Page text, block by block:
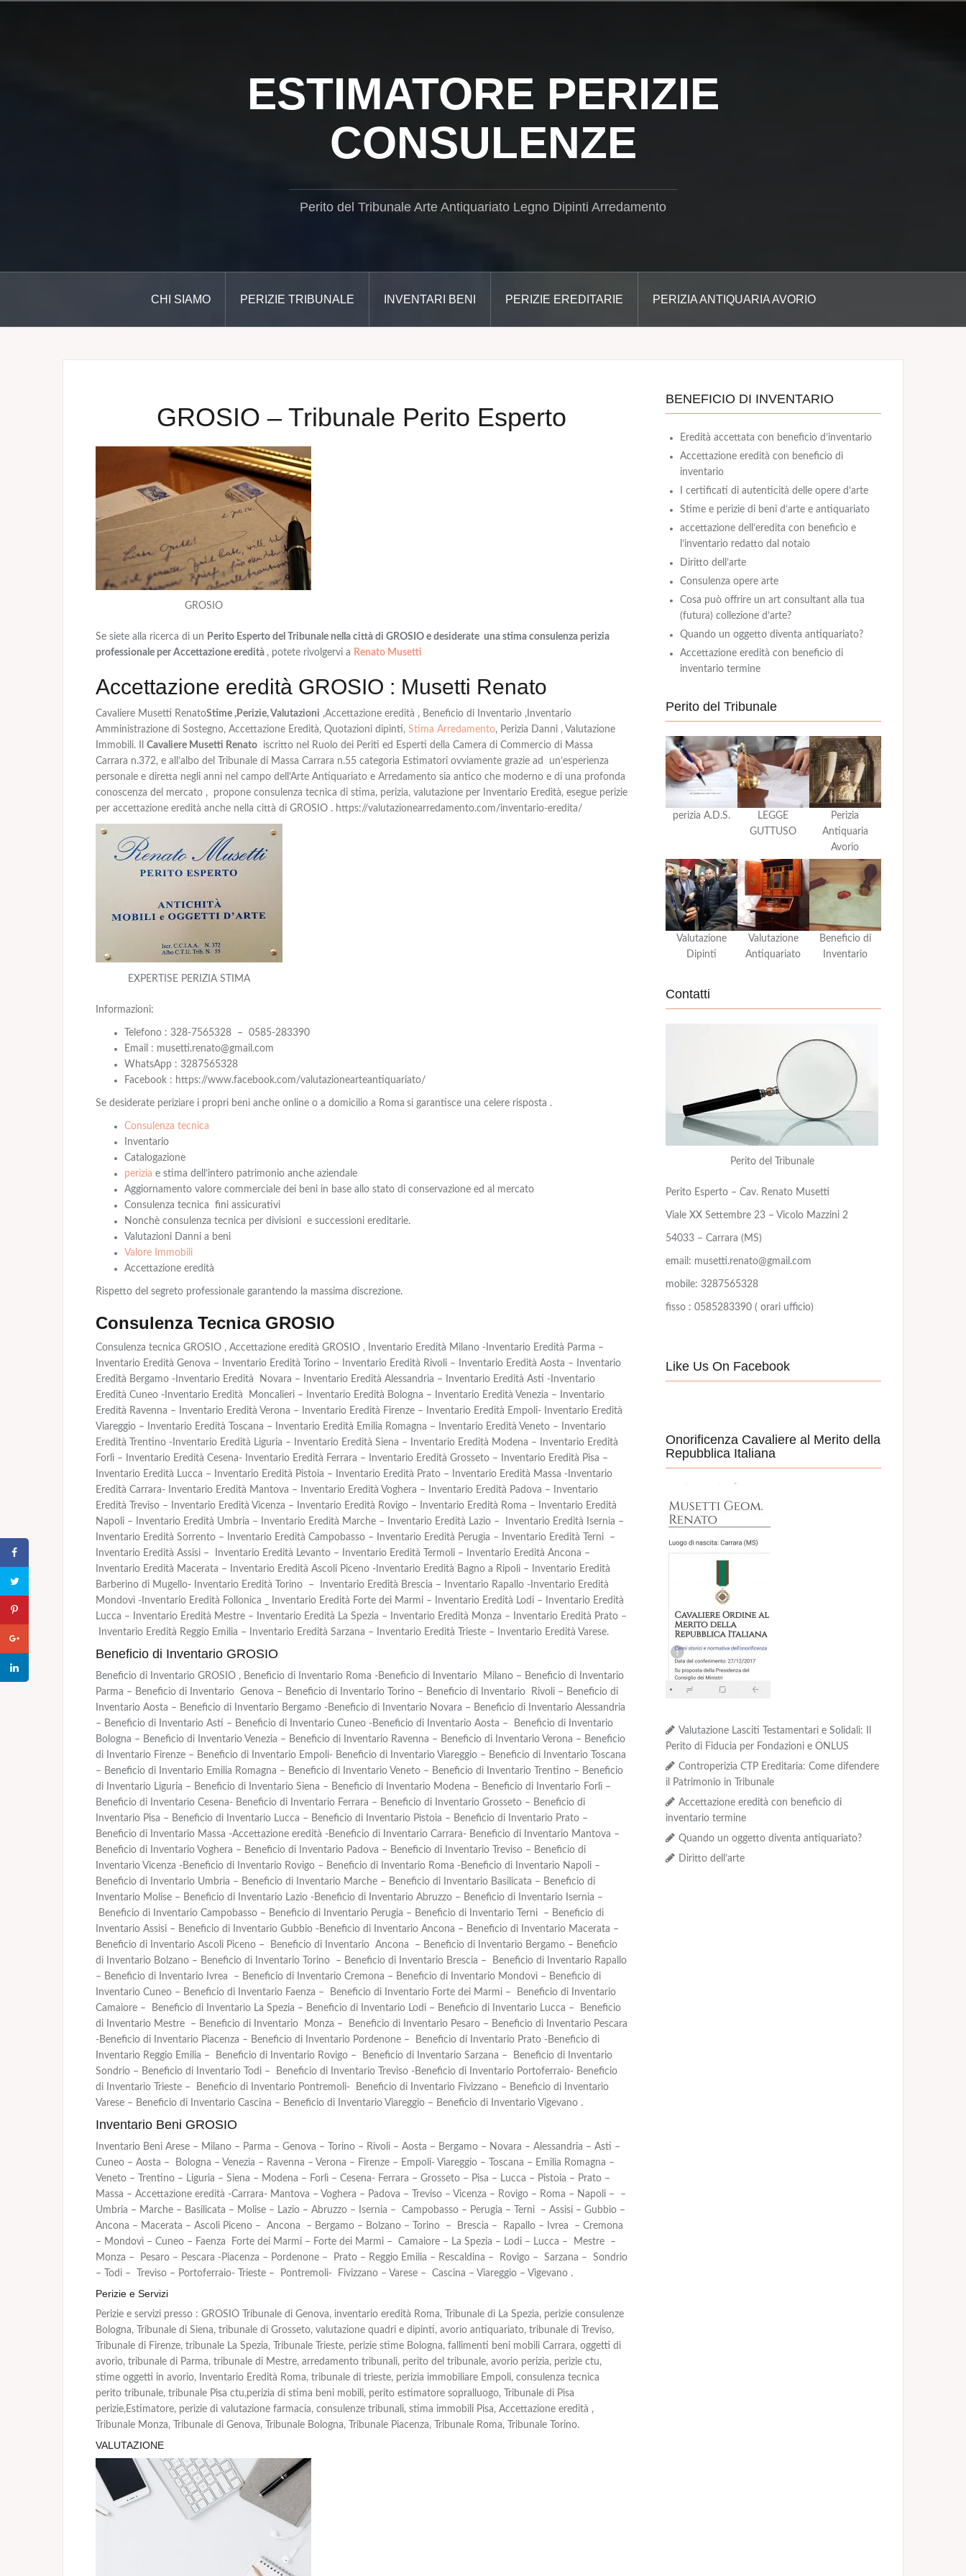
ESTIMATORE PERIZIE
CONSULENZE
Perito del Tribunale Arte Antiquariato Legno Dipinti Arredamento
CHI SIAMO PERIZIE TRIBUNALE INVENTARI BENI PERIZIE EREDITARIE PERIZIA ANTIQUARIA AVORIO
GROSIO – Tribunale Perito Esperto
GROSIO
Se siete alla ricerca di un Perito Esperto del Tribunale nella città di GROSIO e desiderate una stima consulenza perizia
professionale per Accettazione eredità , potete rivolgervi a Renato Musetti
Accettazione eredità GROSIO : Musetti Renato
Cavaliere Musetti RenatoStime ,Perizie, Valutazioni ,Accettazione eredità , Beneficio di Inventario ,Inventario
Amministrazione di Sostegno, Accettazione Eredità, Quotazioni dipinti, Stima Arredamento, Perizia Danni , Valutazione
Immobili. Il Cavaliere Musetti Renato iscritto nel Ruolo dei Periti ed Esperti della Camera di Commercio di Massa
Carrara n.372, e all’albo del Tribunale di Massa Carrara n.55 categoria Estimatori ovviamente grazie ad un’esperienza
personale e diretta negli anni nel campo dell’Arte Antiquariato e Arredamento sia antico che moderno e di una profonda
conoscenza del mercato , propone consulenza tecnica di stima, perizia, valutazione per Inventario Eredità, esegue perizie
per accettazione eredità anche nella città di GROSIO . https://valutazionearredamento.com/inventario-eredita/
EXPERTISE PERIZIA STIMA
Informazioni:
Telefono : 328-7565328 – 0585-283390
Email : musetti.renato@gmail.com
WhatsApp : 3287565328
Facebook : https://www.facebook.com/valutazionearteantiquariato/
Se desiderate periziare i propri beni anche online o a domicilio a Roma si garantisce una celere risposta .
Consulenza tecnica
Inventario
Catalogazione
perizia e stima dell’intero patrimonio anche aziendale
Aggiornamento valore commerciale dei beni in base allo stato di conservazione ed al mercato
Consulenza tecnica fini assicurativi
Nonchè consulenza tecnica per divisioni e successioni ereditarie.
Valutazioni Danni a beni
Valore Immobili
Accettazione eredità
Rispetto del segreto professionale garantendo la massima discrezione.
Consulenza Tecnica GROSIO
Consulenza tecnica GROSIO , Accettazione eredità GROSIO , Inventario Eredità Milano -Inventario Eredità Parma –
Inventario Eredità Genova – Inventario Eredità Torino – Inventario Eredità Rivoli – Inventario Eredità Aosta – Inventario
Eredità Bergamo -Inventario Eredità Novara – Inventario Eredità Alessandria – Inventario Eredità Asti -Inventario
Eredità Cuneo -Inventario Eredità Moncalieri – Inventario Eredità Bologna – Inventario Eredità Venezia – Inventario
Eredità Ravenna – Inventario Eredità Verona – Inventario Eredità Firenze – Inventario Eredità Empoli- Inventario Eredità
Viareggio – Inventario Eredità Toscana – Inventario Eredità Emilia Romagna – Inventario Eredità Veneto – Inventario
Eredità Trentino -Inventario Eredità Liguria – Inventario Eredità Siena – Inventario Eredità Modena – Inventario Eredità
Forlì – Inventario Eredità Cesena- Inventario Eredità Ferrara – Inventario Eredità Grosseto – Inventario Eredità Pisa –
Inventario Eredità Lucca – Inventario Eredità Pistoia – Inventario Eredità Prato – Inventario Eredità Massa -Inventario
Eredità Carrara- Inventario Eredità Mantova – Inventario Eredità Voghera – Inventario Eredità Padova – Inventario
Eredità Treviso – Inventario Eredità Vicenza – Inventario Eredità Rovigo – Inventario Eredità Roma – Inventario Eredità
Napoli – Inventario Eredità Umbria – Inventario Eredità Marche – Inventario Eredità Lazio – Inventario Eredità Isernia –
Inventario Eredità Sorrento – Inventario Eredità Campobasso – Inventario Eredità Perugia – Inventario Eredità Terni –
Inventario Eredità Assisi – Inventario Eredità Levanto – Inventario Eredità Termoli – Inventario Eredità Ancona –
Inventario Eredità Macerata – Inventario Eredità Ascoli Piceno -Inventario Eredità Bagno a Ripoli – Inventario Eredità
Barberino di Mugello- Inventario Eredità Torino – Inventario Eredità Brescia – Inventario Rapallo -Inventario Eredità
Mondovì -Inventario Eredità Follonica _ Inventario Eredità Forte dei Marmi – Inventario Eredità Lodi – Inventario Eredità
Lucca – Inventario Eredità Mestre – Inventario Eredità La Spezia – Inventario Eredità Monza – Inventario Eredità Prato –
Inventario Eredità Reggio Emilia – Inventario Eredità Sarzana – Inventario Eredità Trieste – Inventario Eredità Varese.
Beneficio di Inventario GROSIO
Beneficio di Inventario GROSIO , Beneficio di Inventario Roma -Beneficio di Inventario Milano – Beneficio di Inventario
Parma – Beneficio di Inventario Genova – Beneficio di Inventario Torino – Beneficio di Inventario Rivoli – Beneficio di
Inventario Aosta – Beneficio di Inventario Bergamo -Beneficio di Inventario Novara – Beneficio di Inventario Alessandria
– Beneficio di Inventario Asti – Beneficio di Inventario Cuneo -Beneficio di Inventario Aosta – Beneficio di Inventario
Bologna – Beneficio di Inventario Venezia – Beneficio di Inventario Ravenna – Beneficio di Inventario Verona – Beneficio
di Inventario Firenze – Beneficio di Inventario Empoli- Beneficio di Inventario Viareggio – Beneficio di Inventario Toscana
– Beneficio di Inventario Emilia Romagna – Beneficio di Inventario Veneto – Beneficio di Inventario Trentino – Beneficio
di Inventario Liguria – Beneficio di Inventario Siena – Beneficio di Inventario Modena – Beneficio di Inventario Forlì –
Beneficio di Inventario Cesena- Beneficio di Inventario Ferrara – Beneficio di Inventario Grosseto – Beneficio di
Inventario Pisa – Beneficio di Inventario Lucca – Beneficio di Inventario Pistoia – Beneficio di Inventario Prato –
Beneficio di Inventario Massa -Accettazione eredità -Beneficio di Inventario Carrara- Beneficio di Inventario Mantova –
Beneficio di Inventario Voghera – Beneficio di Inventario Padova – Beneficio di Inventario Treviso – Beneficio di
Inventario Vicenza -Beneficio di Inventario Rovigo – Beneficio di Inventario Roma -Beneficio di Inventario Napoli –
Beneficio di Inventario Umbria – Beneficio di Inventario Marche – Beneficio di Inventario Basilicata – Beneficio di
Inventario Molise – Beneficio di Inventario Lazio -Beneficio di Inventario Abruzzo – Beneficio di Inventario Isernia –
Beneficio di Inventario Campobasso – Beneficio di Inventario Perugia – Beneficio di Inventario Terni – Beneficio di
Inventario Assisi – Beneficio di Inventario Gubbio -Beneficio di Inventario Ancona – Beneficio di Inventario Macerata –
Beneficio di Inventario Ascoli Piceno – Beneficio di Inventario Ancona – Beneficio di Inventario Bergamo – Beneficio
di Inventario Bolzano – Beneficio di Inventario Torino – Beneficio di Inventario Brescia – Beneficio di Inventario Rapallo
– Beneficio di Inventario Ivrea – Beneficio di Inventario Cremona – Beneficio di Inventario Mondovì – Beneficio di
Inventario Cuneo – Beneficio di Inventario Faenza – Beneficio di Inventario Forte dei Marmi – Beneficio di Inventario
Camaiore – Beneficio di Inventario La Spezia – Beneficio di Inventario Lodi – Beneficio di Inventario Lucca – Beneficio
di Inventario Mestre – Beneficio di Inventario Monza – Beneficio di Inventario Pesaro – Beneficio di Inventario Pescara
-Beneficio di Inventario Piacenza – Beneficio di Inventario Pordenone – Beneficio di Inventario Prato -Beneficio di
Inventario Reggio Emilia – Beneficio di Inventario Rovigo – Beneficio di Inventario Sarzana – Beneficio di Inventario
Sondrio – Beneficio di Inventario Todi – Beneficio di Inventario Treviso -Beneficio di Inventario Portoferraio- Beneficio
di Inventario Trieste – Beneficio di Inventario Pontremoli- Beneficio di Inventario Fivizzano – Beneficio di Inventario
Varese – Beneficio di Inventario Cascina – Beneficio di Inventario Viareggio – Beneficio di Inventario Vigevano .
Inventario Beni GROSIO
Inventario Beni Arese – Milano – Parma – Genova – Torino – Rivoli – Aosta – Bergamo – Novara – Alessandria – Asti –
Cuneo – Aosta – Bologna – Venezia – Ravenna – Verona – Firenze – Empoli- Viareggio – Toscana – Emilia Romagna –
Veneto – Trentino – Liguria – Siena – Modena – Forlì – Cesena- Ferrara – Grosseto – Pisa – Lucca – Pistoia – Prato –
Massa – Accettazione eredità -Carrara- Mantova – Voghera – Padova – Treviso – Vicenza – Rovigo – Roma – Napoli – –
Umbria – Marche – Basilicata – Molise – Lazio – Abruzzo – Isernia – Campobasso – Perugia – Terni – Assisi – Gubbio –
Ancona – Macerata – Ascoli Piceno – Ancona – Bergamo – Bolzano – Torino – Brescia – Rapallo – Ivrea – Cremona
– Mondovì – Cuneo – Faenza Forte dei Marmi – Forte dei Marmi – Camaiore – La Spezia – Lodi – Lucca – Mestre –
Monza – Pesaro – Pescara -Piacenza – Pordenone – Prato – Reggio Emilia – Rescaldina – Rovigo – Sarzana – Sondrio
– Todi – Treviso – Portoferraio- Trieste – Pontremoli- Fivizzano – Varese – Cascina – Viareggio – Vigevano .
Perizie e Servizi
Perizie e servizi presso : GROSIO Tribunale di Genova, inventario eredità Roma, Tribunale di La Spezia, perizie consulenze
Bologna, Tribunale di Siena, tribunale di Grosseto, valutazione quadri e dipinti, avorio antiquariato, tribunale di Treviso,
Tribunale di Firenze, tribunale La Spezia, Tribunale Trieste, perizie stime Bologna, fallimenti beni mobili Carrara, oggetti di
avorio, tribunale di Parma, tribunale di Mestre, arredamento tribunali, perito del tribunale, avorio perizia, perizie ctu,
stime oggetti in avorio, Inventario Eredità Roma, tribunale di trieste, perizia immobiliare Empoli, consulenza tecnica
perito tribunale, tribunale Pisa ctu,perizia di stima beni mobili, perito estimatore sopralluogo, Tribunale di Pisa
perizie,Estimatore, perizie di valutazione farmacia, consulenze tribunali, stima immobili Pisa, Accettazione eredità ,
Tribunale Monza, Tribunale di Genova, Tribunale Bologna, Tribunale Piacenza, Tribunale Roma, Tribunale Torino.
VALUTAZIONE
BENEFICIO DI INVENTARIO
Eredità accettata con beneficio d’inventario
Accettazione eredità con beneficio di
inventario
I certificati di autenticità delle opere d’arte
Stime e perizie di beni d’arte e antiquariato
accettazione dell’eredita con beneficio e
l’inventario redatto dal notaio
Diritto dell’arte
Consulenza opere arte
Cosa può offrire un art consultant alla tua
(futura) collezione d’arte?
Quando un oggetto diventa antiquariato?
Accettazione eredità con beneficio di
inventario termine
Perito del Tribunale
perizia A.D.S.
LEGGE
GUTTUSO
Perizia
Antiquaria
Avorio
Valutazione
Dipinti
Valutazione
Antiquariato
Beneficio di
Inventario
Contatti
Perito del Tribunale
Perito Esperto – Cav. Renato Musetti
Viale XX Settembre 23 – Vicolo Mazzini 2
54033 – Carrara (MS)
email: musetti.renato@gmail.com
mobile: 3287565328
fisso : 0585283390 ( orari ufficio)
Like Us On Facebook
Onorificenza Cavaliere al Merito della
Repubblica Italiana
Valutazione Lasciti Testamentari e Solidali: Il
Perito di Fiducia per Fondazioni e ONLUS
Controperizia CTP Ereditaria: Come difendere
il Patrimonio in Tribunale
Accettazione eredità con beneficio di
inventario termine
Quando un oggetto diventa antiquariato?
Diritto dell’arte